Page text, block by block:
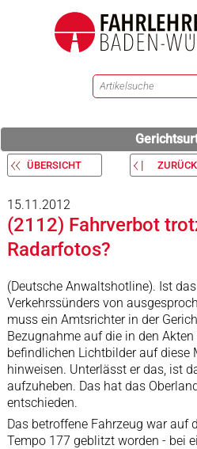
ÜBERSICHT ZURÜCK
15.11.2012
(2112) Fahrverbot
Radarfotos?
(Deutsche Anwaltshotline). Ist
Verkehrssünders von
muss ein Amtsrichter in der
Bezugnahme auf die in den
befindlichen Lichtbilder auf diese
hinweisen. Unterlässt er das, ist
aufzuheben. Das hat das
entschieden.
Das betroffene Fahrzeug war auf
Tempo 177 geblitzt worden - bei